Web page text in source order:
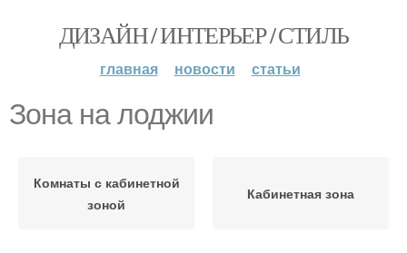
ДИЗАЙН / ИНТЕРЬЕР / СТИЛЬ
главная новости статьи
Зона на лоджии
Комнаты с кабинетной
зоной
Кабинетная зона